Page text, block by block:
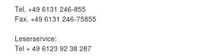
Tel. +49 6131 246-855
Fax. +49 6131 246-75855
Leserservice:
Tel + 49 6123 92 38 287